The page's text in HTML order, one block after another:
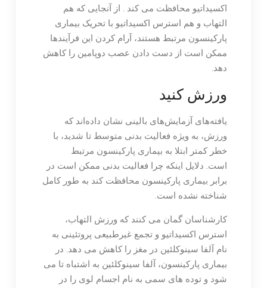
اکسیداتیو محافظت می کند . از آنجایی که هم
التهاب و هم استرس اکسیداتیو با تحریک بیماری
پارکینسون مرتبط هستند، آرام کردن این فرآیندها
ممکن است از دست دادن عصب دوپامین را کاهش
دهد.
ورزش کنید
یافته‌های آزمایش‌های بالینی نشان داده‌اند که
ورزش، به ویژه فعالیت بدنی متوسط ​​تا شدید، با
خطر کمتر ابتلا به بیماری پارکینسون مرتبط
است. دلایل اینکه چرا فعالیت بدنی ممکن است در
برابر بیماری پارکینسون محافظت کند به طور کامل
شناخته نشده است.
کارشناسان گمان می کنند که ورزش التهاب،
استرس اکسیداتیو و تجمع غیرطبیعی پروتئینی به
نام آلفا سینوکلئین در مغز را کاهش می دهد. در
بیماری پارکینسون، آلفا سینوکلئین به اشتباه تا می
شود و توده های سمی به نام اجسام لوی را در